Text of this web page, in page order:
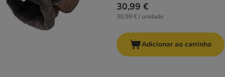
30,99 €
30,99 € / unidade
Adicionar ao carrinho